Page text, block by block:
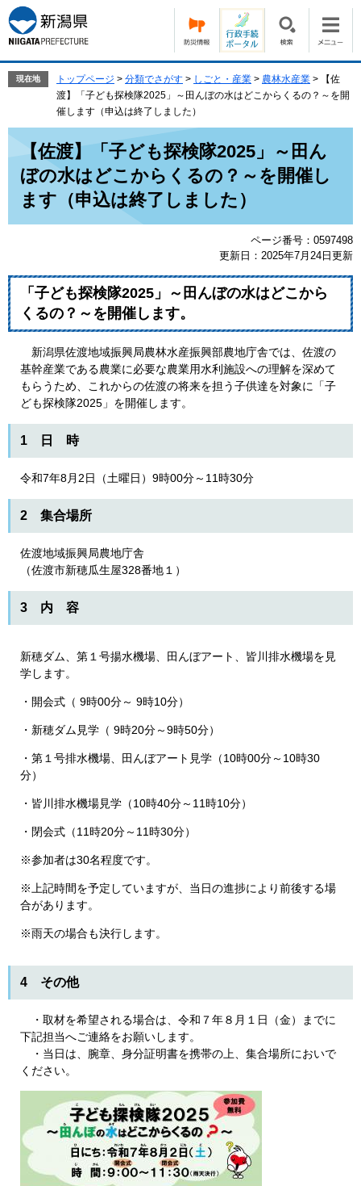
ー
ジ
の
す。
ニ
ュ
ー
し
現在地 トップページ > 分類でさがす > しごと・産業 > 農林水産業 >
【佐
渡】「子ども探検隊2025」～田んぼの水はどこからくるの？～を開
催します（申込は終了しました）
【佐渡】「子ども探検隊2025」～田ん
ぼの水はどこからくるの？～を開催し
ます（申込は終了しました）
ページ番号：0597498
更新日：2025年7月24日更新
「子ども探検隊2025」～田んぼの水はどこから
くるの？～を開催します。
新潟県佐渡地域振興局農林水産振興部農地庁舎では、佐渡の
基幹産業である農業に必要な農業用水利施設への理解を深めて
もらうため、これからの佐渡の将来を担う子供達を対象に「子
ども探検隊2025」を開催します。
1 日 時
令和7年8月2日（土曜日）9時00分～11時30分
2 集合場所
佐渡地域振興局農地庁舎
（佐渡市新穂瓜生屋328番地１）
3 内 容
新穂ダム、第１号揚水機場、田んぼアート、皆川排水機場を見
学します。
・開会式（ 9時00分～ 9時10分）
・新穂ダム見学（ 9時20分～9時50分）
・第１号排水機場、田んぼアート見学（10時00分～10時30
分）
・皆川排水機場見学（10時40分～11時10分）
・閉会式（11時20分～11時30分）
※参加者は30名程度です。
※上記時間を予定していますが、当日の進捗により前後する場
合があります。
※雨天の場合も決行します。
4 その他
・取材を希望される場合は、令和７年８月１日（金）までに
下記担当へご連絡をお願いします。
・当日は、腕章、身分証明書を携帯の上、集合場所においで
ください。